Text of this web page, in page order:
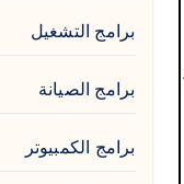
برامج التشغيل
برامج الصيانة
برامج الكمبيوتر